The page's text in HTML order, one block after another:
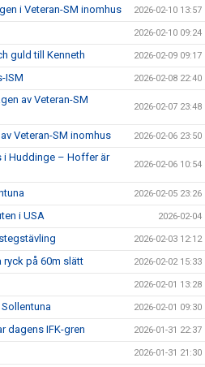
i Veteran-SM inomhus 2026-02-10 13:57
2026-02-10 09:24
guld till Kenneth 2026-02-09 09:17
ISM 2026-02-08 22:40
av Veteran-SM
2026-02-07 23:48
Veteran-SM inomhus 2026-02-06 23:50
i Huddinge – Hoffer är
2026-02-06 10:54
2026-02-05 23:26
i USA 2026-02-04
2026-02-03 12:12
ryck på 60m slätt 2026-02-02 15:33
2026-02-01 13:28
2026-02-01 09:30
dagens IFK-gren 2026-01-31 22:37
2026-01-31 21:30